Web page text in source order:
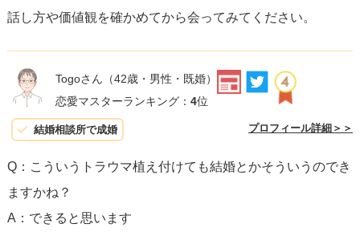
話し方や価値観を確かめてから会ってみてください。
Togoさん （42歳・男性・既婚）
恋愛マスターランキング： 4位
結婚相談所で成婚 プロフィール詳細＞＞
Q：こういうトラウマ植え付けても結婚とかそういうのでき
ますかね？
A：できると思います